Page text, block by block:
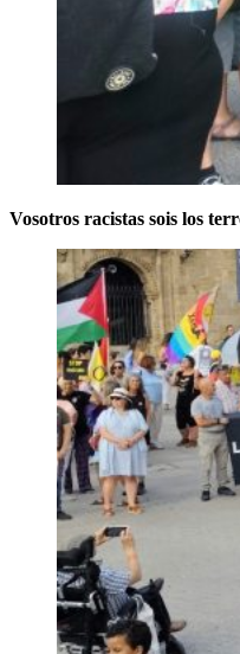
Vosotros racistas sois los